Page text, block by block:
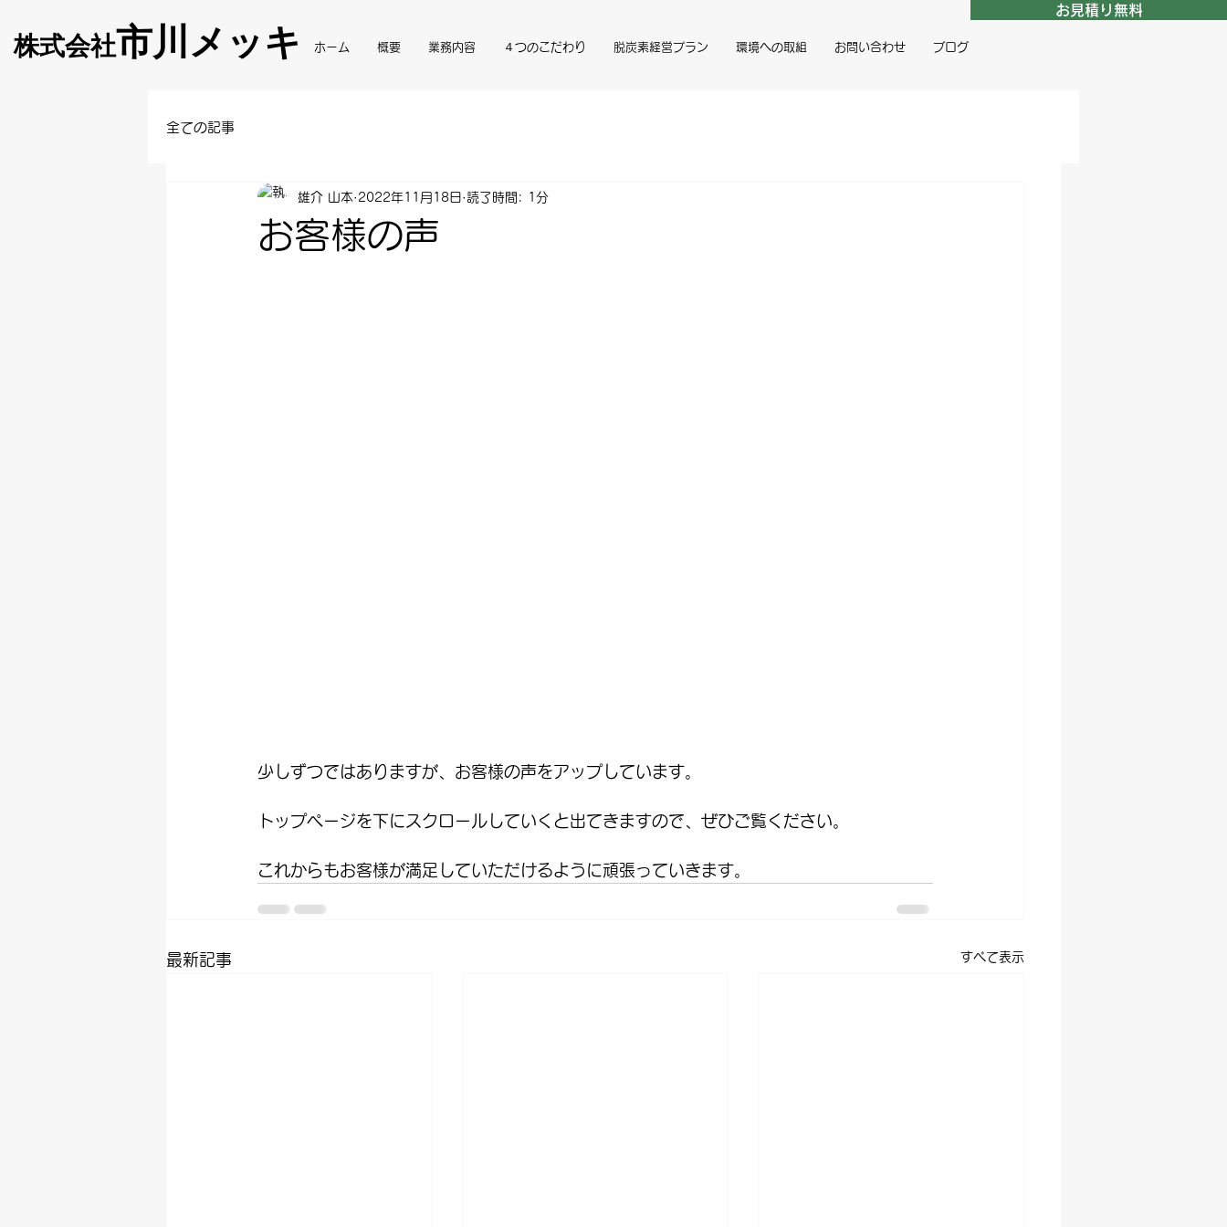
株式会社市川メッキ ホーム 概要 業務内容 ４つのこだわり 脱炭素経営プラン 環境への取組 お問い合わせ ブログ
お見積り無料
全ての記事
お客様の声
雄介 山本 2022年11月18日 読了時間: 1分
少しずつではありますが、お客様の声をアップしています。
トップページを下にスクロールしていくと出てきますので、ぜひご覧ください。
これからもお客様が満足していただけるように頑張っていきます。
最新記事 すべて表示